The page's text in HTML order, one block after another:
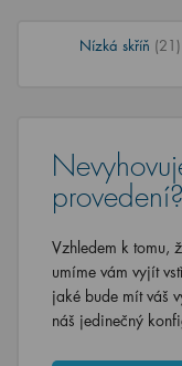
Nízká skříň (21)
provedení?
Vzhledem k tomu,
umíme vám vyjít
jaké bude mít váš
náš jedinečný